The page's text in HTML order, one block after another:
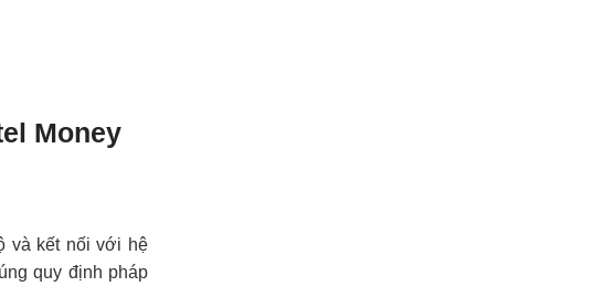
Money
và kết nối với hệ
quy định pháp